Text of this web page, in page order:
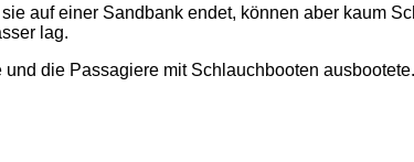
auf einer Sandbank endet, können aber kaum
lag.
die Passagiere mit Schlauchbooten